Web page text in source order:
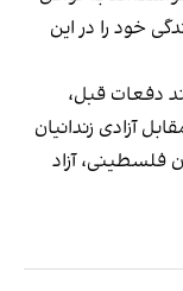
خود را در این
دفعات قبل،
آزادی زندانیان
فلسطینی، آزاد